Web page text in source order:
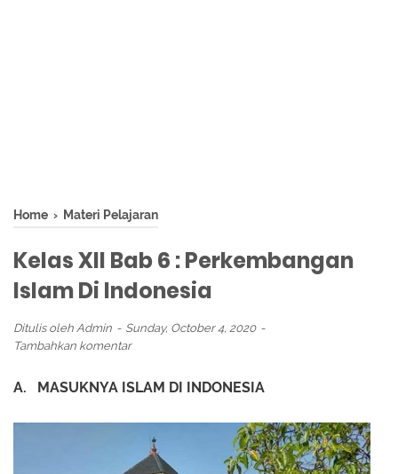
Home › Materi Pelajaran
Kelas XII Bab 6 : Perkembangan
Islam Di Indonesia
Ditulis oleh Admin
Sunday, October 4, 2020
Tambahkan komentar
A. MASUKNYA ISLAM DI INDONESIA